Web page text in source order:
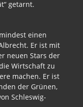
getarnt.
einen
Er ist mit
neuen Stars der
Wirtschaft zu
machen. Er ist
der Grünen,
Schleswig-